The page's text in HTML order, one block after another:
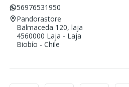
56976531950
Pandorastore
Balmaceda 120, laja
4560000 Laja - Laja
Biobío - Chile